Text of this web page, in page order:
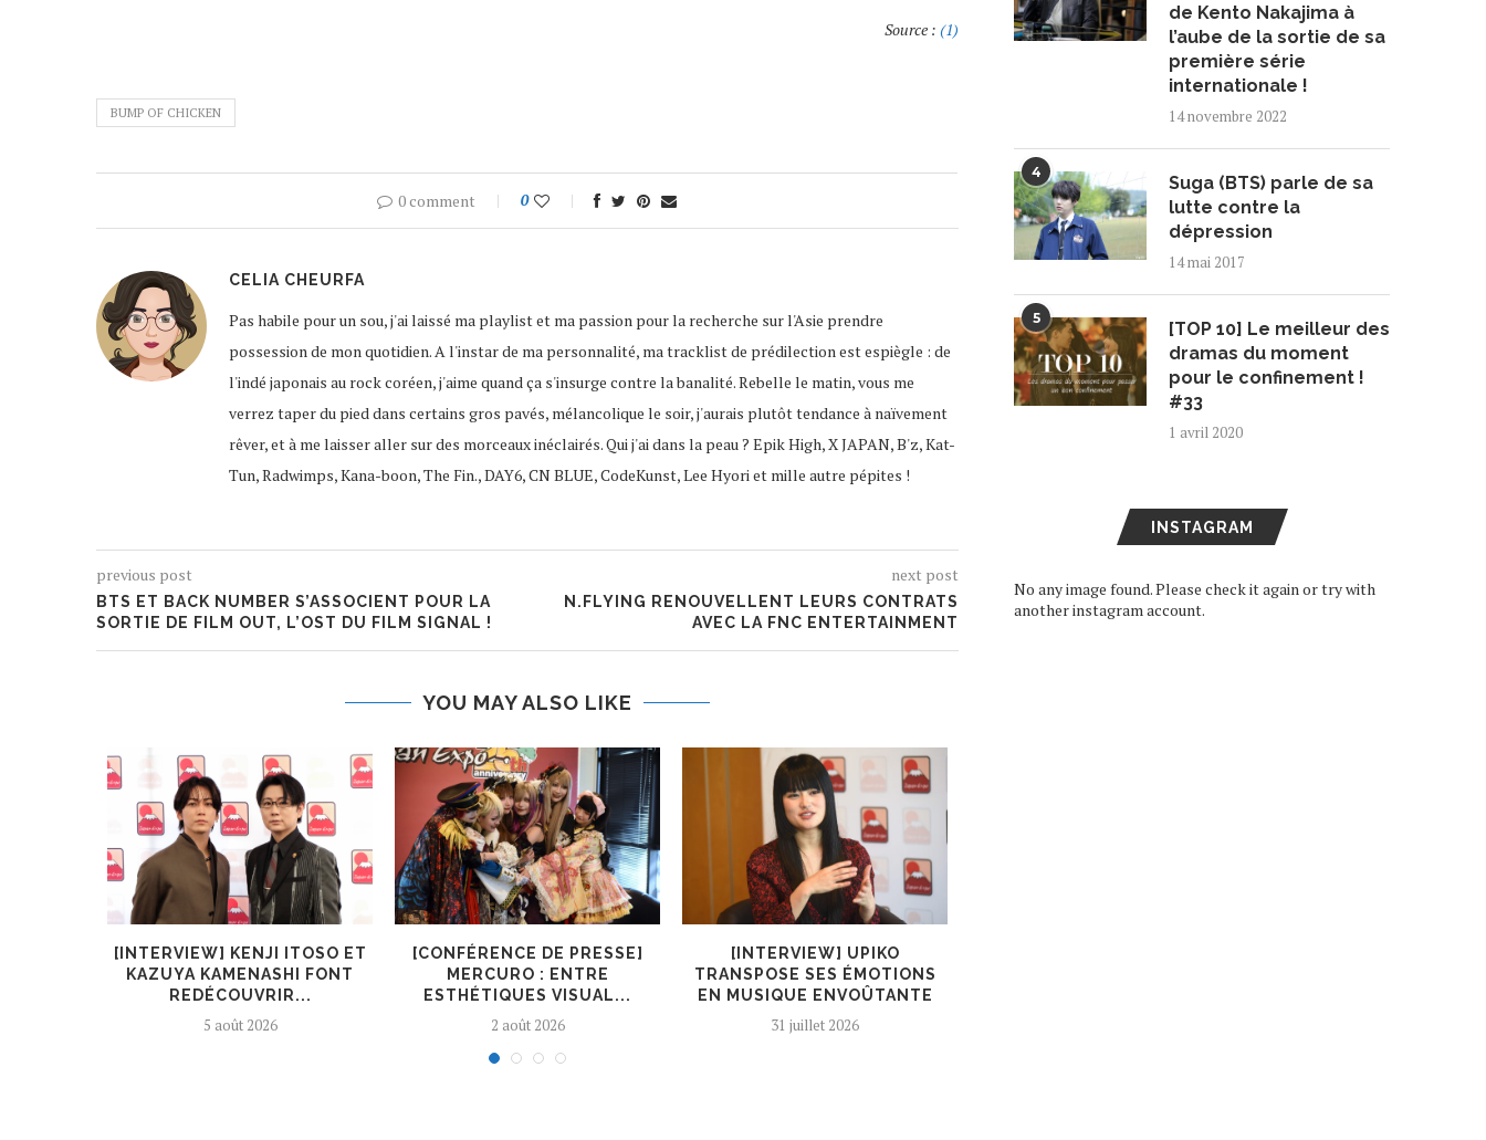
Source : (1)
BUMP OF CHICKEN
0 comment 0
CELIA CHEURFA
Pas habile pour un sou, j'ai laissé ma playlist et ma passion pour la recherche sur l'Asie prendre
possession de mon quotidien. A l'instar de ma personnalité, ma tracklist de prédilection est espiègle : de
l'indé japonais au rock coréen, j'aime quand ça s'insurge contre la banalité. Rebelle le matin, vous me
verrez taper du pied dans certains gros pavés, mélancolique le soir, j'aurais plutôt tendance à naïvement
rêver, et à me laisser aller sur des morceaux inéclairés. Qui j'ai dans la peau ? Epik High, X JAPAN, B'z, Kat-
Tun, Radwimps, Kana-boon, The Fin., DAY6, CN BLUE, CodeKunst, Lee Hyori et mille autre pépites !
previous post
BTS ET BACK NUMBER S’ASSOCIENT POUR LA
SORTIE DE FILM OUT, L’OST DU FILM SIGNAL !
next post
N.FLYING RENOUVELLENT LEURS CONTRATS
AVEC LA FNC ENTERTAINMENT
YOU MAY ALSO LIKE
[INTERVIEW] KENJI ITOSO ET
KAZUYA KAMENASHI FONT
REDÉCOUVRIR...
5 août 2026
[CONFÉRENCE DE PRESSE]
MERCURO : ENTRE
ESTHÉTIQUES VISUAL...
2 août 2026
[INTERVIEW] UPIKO
TRANSPOSE SES ÉMOTIONS
EN MUSIQUE ENVOÛTANTE
31 juillet 2026
de Kento Nakajima à
l’aube de la sortie de sa
première série
internationale !
14 novembre 2022
4
Suga (BTS) parle de sa
lutte contre la
dépression
14 mai 2017
5
[TOP 10] Le meilleur des
dramas du moment
pour le confinement !
#33
1 avril 2020
INSTAGRAM
No any image found. Please check it again or try with
another instagram account.